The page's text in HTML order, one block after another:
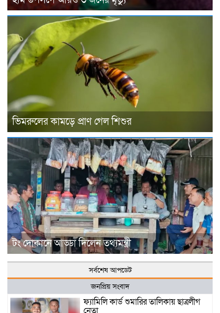
ভিমরুলের কামড়ে প্রাণ গেল শিশুর
টং দোকানে আড্ডা দিলেন তথ্যমন্ত্রী
সর্বশেষ আপডেট
জনপ্রিয় সংবাদ
ফ্যামিলি কার্ড শুমারির তালিকায় ছাত্রলীগ
নেতা